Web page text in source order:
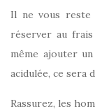
Il ne vous reste
réserver au frais
même ajouter
acidulée, ce sera
Rassurez, les